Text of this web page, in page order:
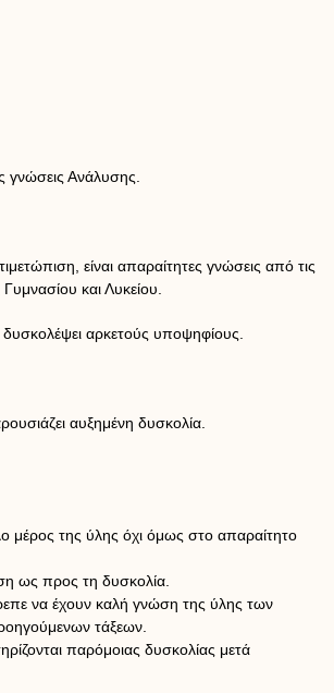
γνώσεις Ανάλυσης.
είναι απαραίτητες γνώσεις από τις
και Λυκείου.
αρκετούς υποψηφίους.
αυξημένη δυσκολία.
μέρος της ύλης όχι όμως στο απαραίτητο
ως προς τη δυσκολία.
να έχουν καλή γνώση της ύλης των
τάξεων.
παρόμοιας δυσκολίας μετά